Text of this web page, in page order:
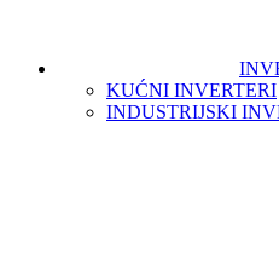
KUĆNI INVERTERI
INDUSTRIJSKI